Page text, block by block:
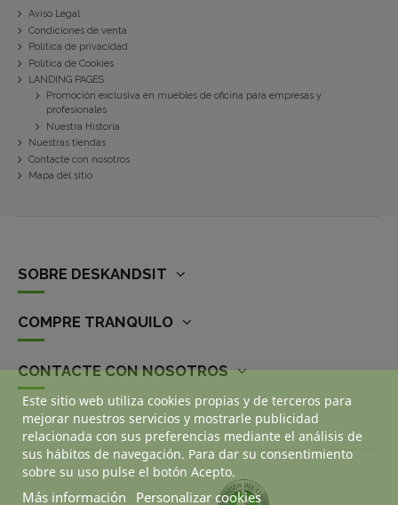
Aviso Legal
Condiciones de venta
Política de privacidad
Política de Cookies
LANDING PAGES
Promoción exclusiva en muebles de oficina para empresas y
profesionales
Nuestra Historia
Nuestras tiendas
Contacte con nosotros
Mapa del sitio
SOBRE DESKANDSIT
COMPRE TRANQUILO
CONTACTE CON NOSOTROS
Este sitio web utiliza cookies propias y de terceros para
mejorar nuestros servicios y mostrarle publicidad
relacionada con sus preferencias mediante el análisis de
sus hábitos de navegación. Para dar su consentimiento
sobre su uso pulse el botón Acepto.
Más información Personalizar cookies